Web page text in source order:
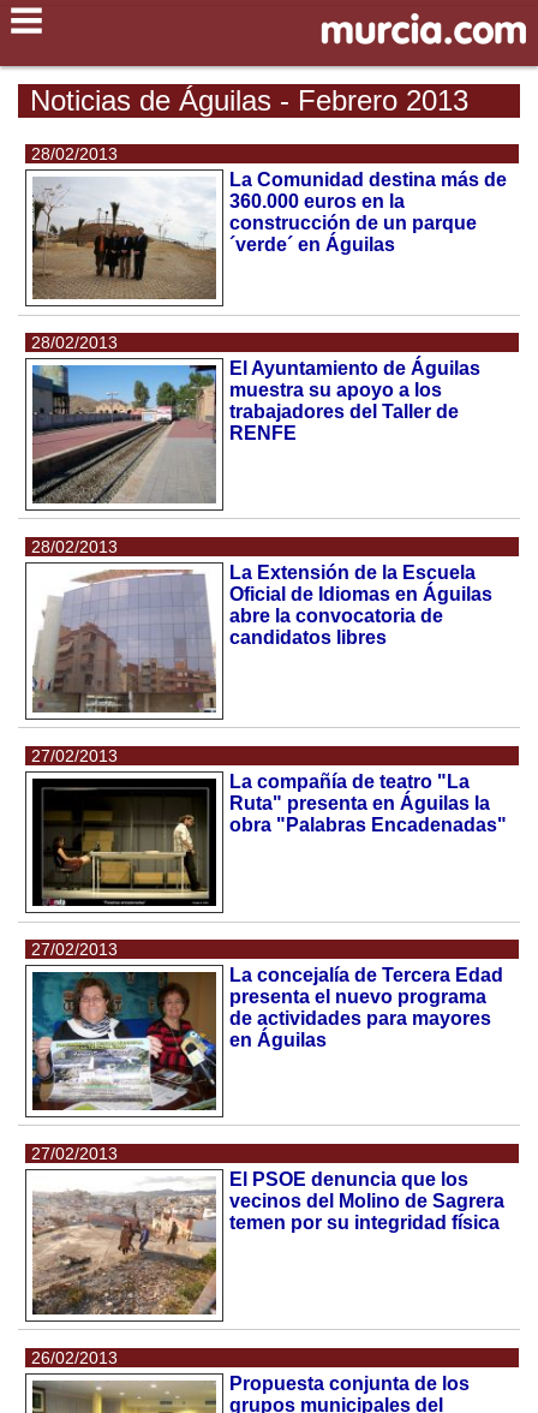
Noticias de Águilas - Febrero 2013
28/02/2013
La Comunidad destina más de
360.000 euros en la
construcción de un parque
´verde´ en Águilas
28/02/2013
El Ayuntamiento de Águilas
muestra su apoyo a los
trabajadores del Taller de
RENFE
28/02/2013
La Extensión de la Escuela
Oficial de Idiomas en Águilas
abre la convocatoria de
candidatos libres
27/02/2013
La compañía de teatro "La
Ruta" presenta en Águilas la
obra "Palabras Encadenadas"
27/02/2013
La concejalía de Tercera Edad
presenta el nuevo programa
de actividades para mayores
en Águilas
27/02/2013
El PSOE denuncia que los
vecinos del Molino de Sagrera
temen por su integridad física
26/02/2013
Propuesta conjunta de los
grupos municipales del